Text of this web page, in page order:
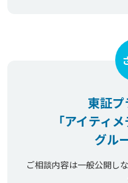
東証
「アイティ
グル
ご相談内容は一般公開し